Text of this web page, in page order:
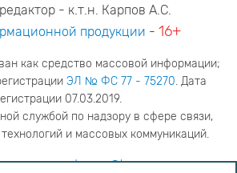
- к.т.н. Карпов А.С.
продукции - 16+
как средство массовой информации;
ЭЛ № ФС 77 - 75270. Дата
07.03.2019.
службой по надзору в сфере связи,
и массовых коммуникаций.
ya.stogova@ksc.ru